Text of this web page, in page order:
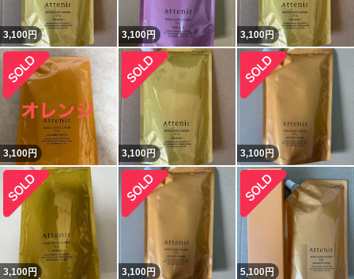
3,100円 3,100円 3,100円
3,100円 3,100円 3,100円
3,100円 3,100円 5,100円